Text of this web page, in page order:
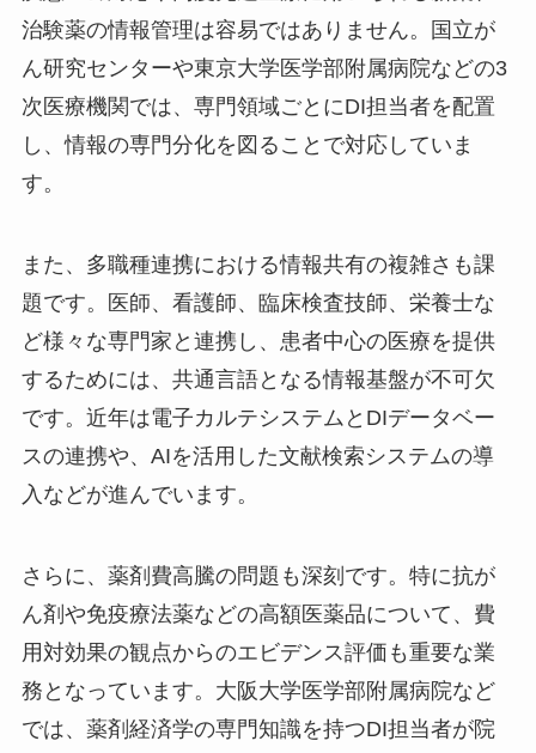
治験薬の情報管理は容易ではありません。国立が
ん研究センターや東京大学医学部附属病院などの3
次医療機関では、専門領域ごとにDI担当者を配置
し、情報の専門分化を図ることで対応していま
す。
また、多職種連携における情報共有の複雑さも課
題です。医師、看護師、臨床検査技師、栄養士な
ど様々な専門家と連携し、患者中心の医療を提供
するためには、共通言語となる情報基盤が不可欠
です。近年は電子カルテシステムとDIデータベー
スの連携や、AIを活用した文献検索システムの導
入などが進んでいます。
さらに、薬剤費高騰の問題も深刻です。特に抗が
ん剤や免疫療法薬などの高額医薬品について、費
用対効果の観点からのエビデンス評価も重要な業
務となっています。大阪大学医学部附属病院など
では、薬剤経済学の専門知識を持つDI担当者が院